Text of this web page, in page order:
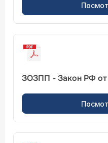
ЗОЗПП - Закон РФ от